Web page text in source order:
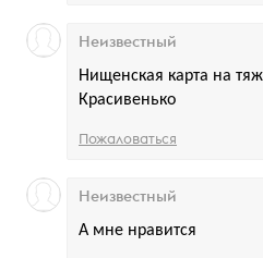
Нищенская карта на
Красивенько
Неизвестный
Пожаловаться
А мне нравится
Неизвестный